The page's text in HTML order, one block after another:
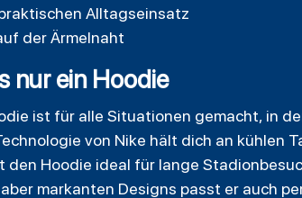
Alltagseinsatz
der Ärmelnaht
nur ein Hoodie
ist für alle Situationen gemacht, in
von Nike hält dich an kühlen
Hoodie ideal für lange
markanten Designs passt er auch